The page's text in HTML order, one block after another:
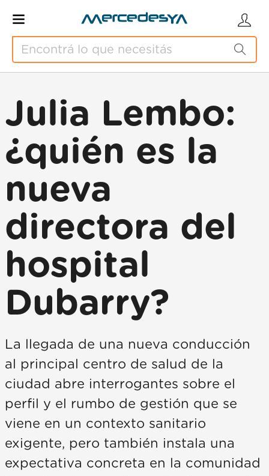
Julia Lembo:
¿quién es la
nueva
directora del
hospital
Dubarry?
La llegada de una nueva conducción
al principal centro de salud de la
ciudad abre interrogantes sobre el
perfil y el rumbo de gestión que se
viene en un contexto sanitario
exigente, pero también instala una
expectativa concreta en la comunidad